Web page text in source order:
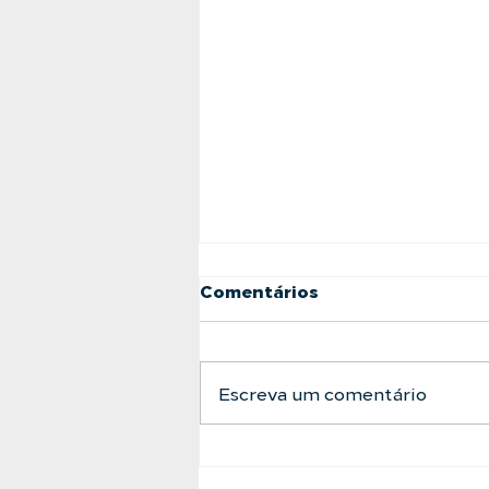
Comentários
Escreva um comentário